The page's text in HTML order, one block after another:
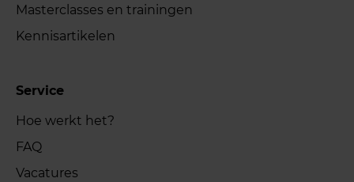
Masterclasses en trainingen
Kennisartikelen
Service
Hoe werkt het?
FAQ
Vacatures